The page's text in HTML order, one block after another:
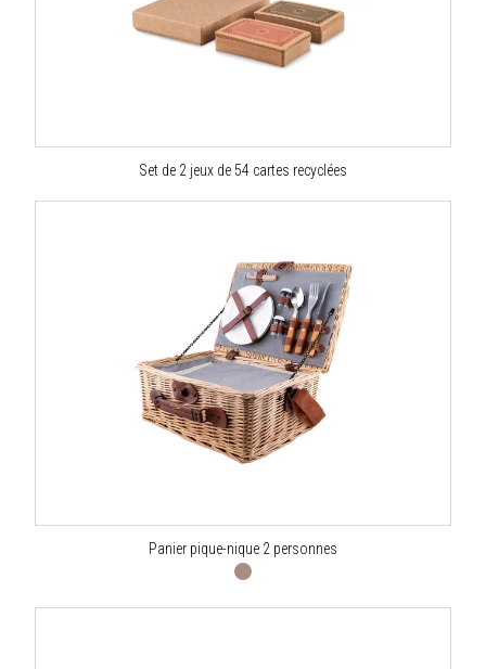
Set de 2 jeux de 54 cartes recyclées
Panier pique-nique 2 personnes